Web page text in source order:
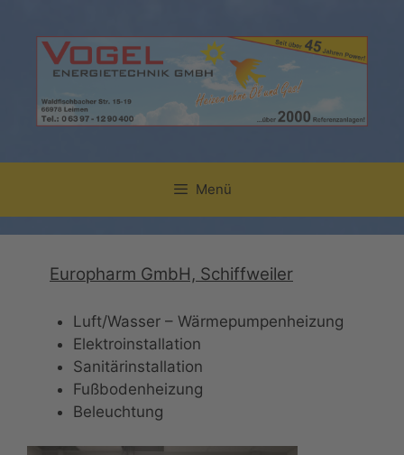
Inhalt
springen
Menü
Europharm GmbH, Schiffweiler
Luft/Wasser – Wärmepumpenheizung
Elektroinstallation
Sanitärinstallation
Fußbodenheizung
Beleuchtung